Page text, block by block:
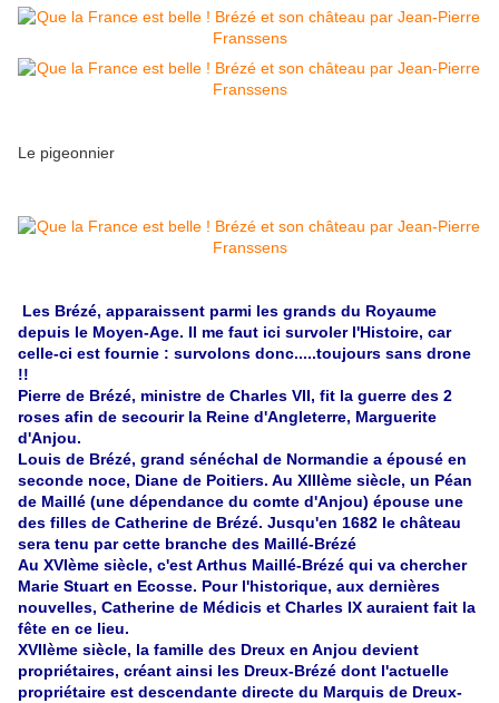
Le pigeonnier
Les Brézé, apparaissent parmi les grands du Royaume
depuis le Moyen-Age. Il me faut ici survoler l'Histoire, car
celle-ci est fournie : survolons donc.....toujours sans drone
!!
Pierre de Brézé, ministre de Charles VII, fit la guerre des 2
roses afin de secourir la Reine d'Angleterre, Marguerite
d'Anjou.
Louis de Brézé, grand sénéchal de Normandie a épousé en
seconde noce, Diane de Poitiers. Au XIIIème siècle, un Péan
de Maillé (une dépendance du comte d'Anjou) épouse une
des filles de Catherine de Brézé. Jusqu'en 1682 le château
sera tenu par cette branche des Maillé-Brézé
Au XVIème siècle, c'est Arthus Maillé-Brézé qui va chercher
Marie Stuart en Ecosse. Pour l'historique, aux dernières
nouvelles, Catherine de Médicis et Charles IX auraient fait la
fête en ce lieu.
XVIIème siècle, la famille des Dreux en Anjou devient
propriétaires, créant ainsi les Dreux-Brézé dont l'actuelle
propriétaire est descendante directe du Marquis de Dreux-